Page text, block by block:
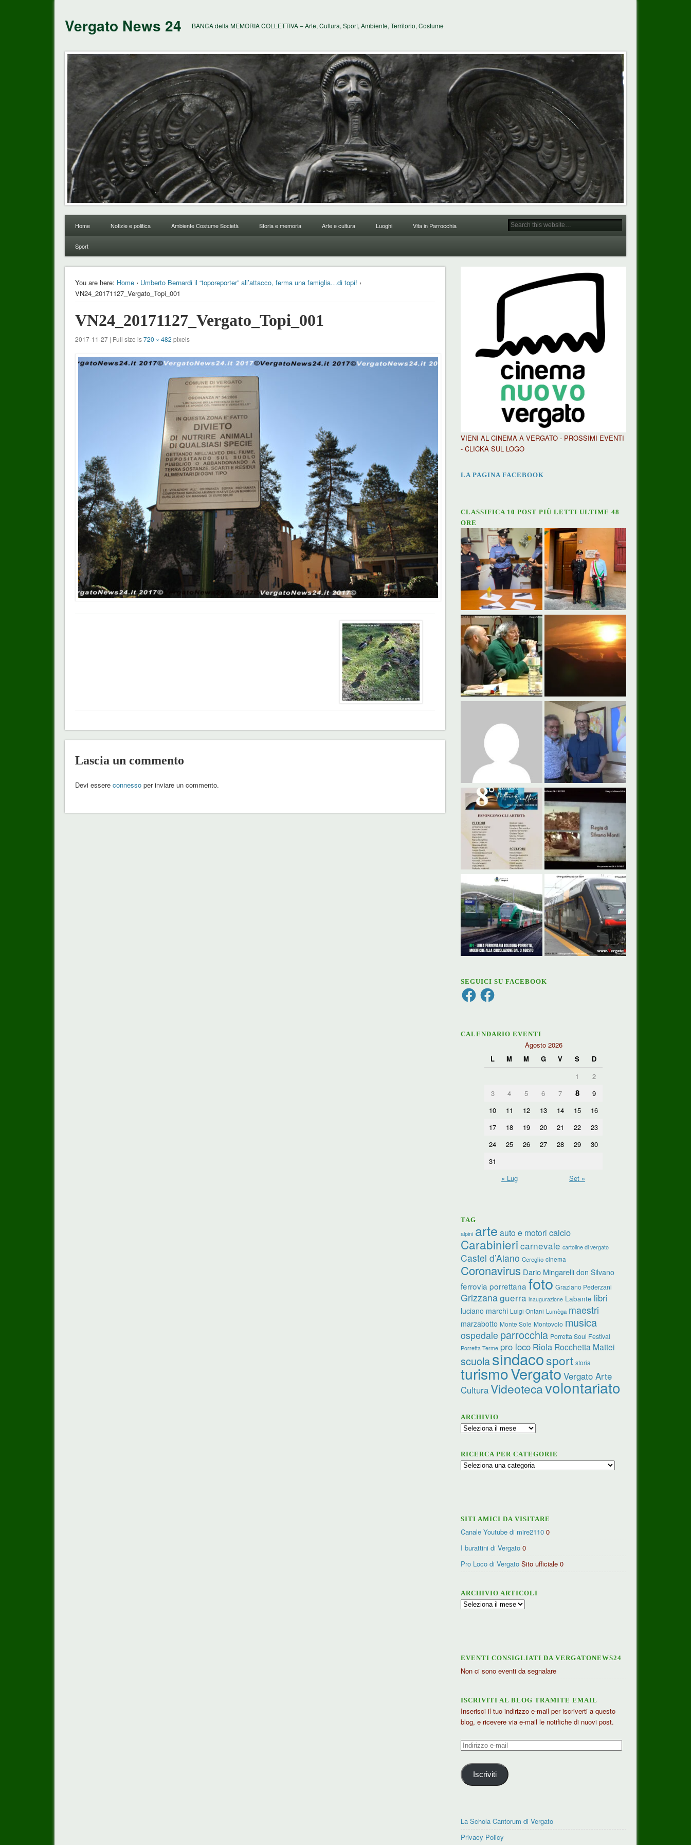
Vergato News 24 BANCA della MEMORIA COLLETTIVA – Arte, Cultura, Sport, Ambiente, Territorio, Costume
Home Notizie e politica Ambiente Costume Società Storia e memoria Arte e cultura Luoghi Vita in Parrocchia
Sport
You are here: Home› Umberto Bernardi il “toporeporter” all’attacco, ferma una famiglia…di topi! ›
VN24_20171127_Vergato_Topi_001
VN24_20171127_Vergato_Topi_001
2017-11-27 | Full size is720 × 482 pixels
Lascia un commento
Devi essere connessoper inviare un commento.
VIENI AL CINEMA A VERGATO - PROSSIMI EVENTI
- CLICKA SUL LOGO
LA PAGINA FACEBOOK
CLASSIFICA 10 POST PIÙ LETTI ULTIME 48
ORE
SEGUICI SU FACEBOOK
FacebookFacebook
CALENDARIO EVENTI
Agosto 2026
L
M M G V S
D
1
2
3
4 5 6 7 8
9
10
11 12 13 14 15
16
17
18 19 20 21 22
23
24
25 26 27 28 29
30
31
« Lug
Set »
TAG
alpini arte auto e motori calcio
Carabinieri carnevale cartoline di vergato
Castel d’Aiano Cereglio cinema
Coronavirus Dario Mingarelli don Silvano
ferrovia porrettana foto Graziano Pederzani
Grizzanaguerra inaugurazione Labante libri
luciano marchi Luigi Ontani Lumèga maestri
marzabotto Monte Sole Montovolo musica
ospedale parrocchia Porretta Soul Festival
Porretta Terme pro loco Riola Rocchetta Mattei
scuolasindacosport storia
turismoVergato Vergato Arte
CulturaVideotecavolontariato
ARCHIVIO
Archivio
RICERCA PER CATEGORIE
Ricerca
SITI AMICI DA VISITARE
Canale Youtube di mire2110 0
I burattini di Vergato 0
Pro Loco di Vergato Sito ufficiale 0
ARCHIVIO ARTICOLI
Archivio
EVENTI CONSIGLIATI DA VERGATONEWS24
Non ci sono eventi da segnalare
ISCRIVITI AL BLOG TRAMITE EMAIL
Inserisci il tuo indirizzo e-mail per iscriverti a questo
blog, e ricevere via e-mail le notifiche di nuovi post.
Indirizzo
mail
Iscriviti
La Schola Cantorum di Vergato
Privacy Policy